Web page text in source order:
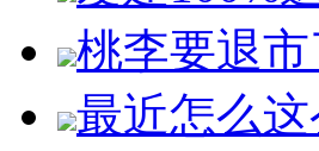
桃李要退
最近怎么